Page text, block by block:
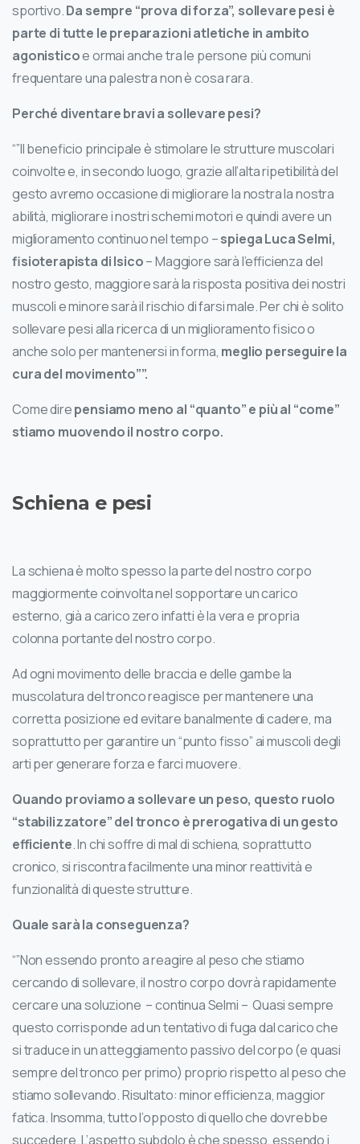
sportivo.Da sempre “prova di forza”, sollevare pesi è
parte di tutte le preparazioni atletiche in ambito
agonisticoe ormai anche tra le persone più comuni
frequentare una palestra non è cosa rara.
Perché diventare bravi a sollevare pesi?
“”Il beneficio principale è stimolare le strutture muscolari
coinvolte e, in secondo luogo, grazie all’alta ripetibilità del
gesto avremo occasione di migliorare la nostra la nostra
abilità, migliorare i nostri schemi motori e quindi avere un
miglioramento continuo nel tempo –spiega Luca Selmi,
fisioterapista di Isico– Maggiore sarà l’efficienza del
nostro gesto, maggiore sarà la risposta positiva dei nostri
muscoli e minore sarà il rischio di farsi male. Per chi è solito
sollevare pesi alla ricerca di un miglioramento fisico o
anche solo per mantenersi in forma, meglio perseguire la
cura del movimento””.
Come direpensiamo meno al “quanto” e più al “come”
stiamo muovendo il nostro corpo.
Schiena e pesi
La schiena è molto spesso la parte del nostro corpo
maggiormente coinvolta nel sopportare un carico
esterno, già a carico zero infatti è la vera e propria
colonna portante del nostro corpo.
Ad ogni movimento delle braccia e delle gambe la
muscolatura del tronco reagisce per mantenere una
corretta posizione ed evitare banalmente di cadere, ma
soprattutto per garantire un “punto fisso” ai muscoli degli
arti per generare forza e farci muovere.
Quando proviamo a sollevare un peso, questo ruolo
“stabilizzatore” del tronco è prerogativa di un gesto
efficiente. In chi soffre di mal di schiena, soprattutto
cronico, si riscontra facilmente una minor reattività e
funzionalità di queste strutture.
Quale sarà la conseguenza?
“”Non essendo pronto a reagire al peso che stiamo
cercando di sollevare, il nostro corpo dovrà rapidamente
cercare una soluzione – continua Selmi – Quasi sempre
questo corrisponde ad un tentativo di fuga dal carico che
si traduce in un atteggiamento passivo del corpo (e quasi
sempre del tronco per primo) proprio rispetto al peso che
stiamo sollevando. Risultato: minor efficienza, maggior
fatica. Insomma, tutto l’opposto di quello che dovrebbe
succedere. L’aspetto subdolo è che spesso, essendo i